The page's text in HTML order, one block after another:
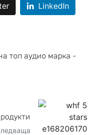
LinkedIn
топ аудио марка -